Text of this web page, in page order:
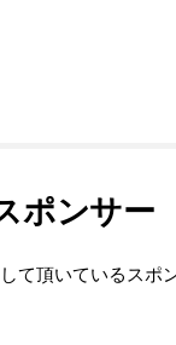
ポンサー
て頂いているスポ